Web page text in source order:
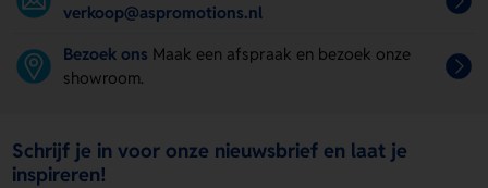
verkoop@aspromotions.nl
Bezoek ons Maak een afspraak en bezoek onze
showroom.
Schrijf je in voor onze nieuwsbrief en laat je
inspireren!